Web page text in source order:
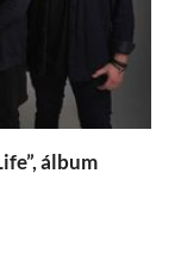
álbum